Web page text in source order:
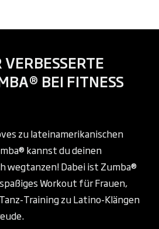
BEI FITNESS
zu lateinamerikanischen
kannst du deinen
wegtanzen! Dabei ist Zumba®
Workout für Frauen,
Training zu Latino-Klängen